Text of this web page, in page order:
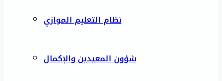
نظام التعليم الموازي
شؤون المعيدين والإكمال